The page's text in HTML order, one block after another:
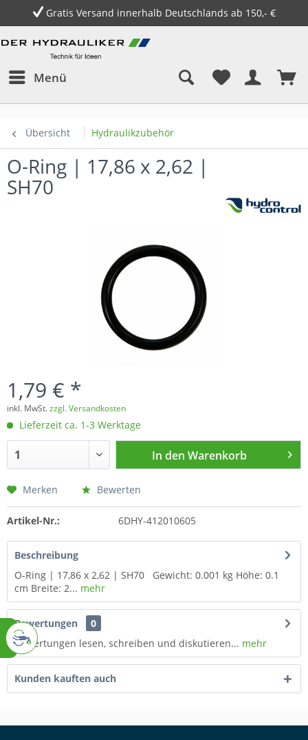
Gratis Versand innerhalb Deutschlands ab 150,- €
Menü
Übersicht Hydraulikzubehör
O-Ring | 17,86 x 2,62 |
SH70
1,79 € *
inkl. MwSt.zzgl. Versandkosten
Lieferzeit ca. 1-3 Werktage
In den Warenkorb
Merken Bewerten
Artikel-Nr.: 6DHY-412010605
Beschreibung
O-Ring | 17,86 x 2,62 | SH70 Gewicht: 0.001 kg Höhe: 0.1
cm Breite: 2... mehr
Bewertungen
0
Bewertungen lesen, schreiben und diskutieren... mehr
Kunden kauften auch